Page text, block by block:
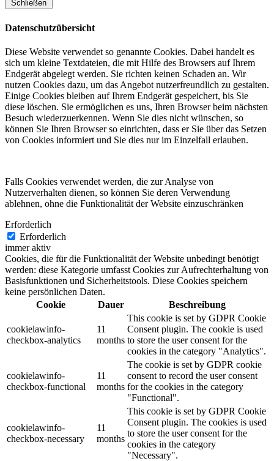
Schließen
Datenschutzübersicht
Diese Website verwendet so genannte Cookies. Dabei handelt es
sich um kleine Textdateien, die mit Hilfe des Browsers auf Ihrem
Endgerät abgelegt werden. Sie richten keinen Schaden an. Wir
nutzen Cookies dazu, um das Angebot nutzerfreundlich zu gestalten.
Einige Cookies bleiben auf Ihrem Endgerät gespeichert, bis Sie
diese löschen. Sie ermöglichen es uns, Ihren Browser beim nächsten
Besuch wiederzuerkennen. Wenn Sie dies nicht wünschen, so
können Sie Ihren Browser so einrichten, dass er Sie über das Setzen
von Cookies informiert und Sie dies nur im Einzelfall erlauben.
Falls Cookies verwendet werden, die zur Analyse von
Nutzerverhalten dienen, so können Sie deren Verwendung
ablehnen, ohne die Funktionalität der Website einzuschränken
Erforderlich
Erforderlich
immer aktiv
Cookies, die für die Funktionalität der Website unbedingt benötigt
werden: diese Kategorie umfasst Cookies zur Aufrechterhaltung von
Basisfunktionen und Sicherheitstools. Diese Cookies speichern
keine persönlichen Daten.
Cookie
Dauer Beschreibung
cookielawinfo-
checkbox-analytics
11
months
This cookie is set by GDPR Cookie
Consent plugin. The cookie is used
to store the user consent for the
cookies in the category "Analytics".
cookielawinfo-
checkbox-functional
11
months
The cookie is set by GDPR cookie
consent to record the user consent
for the cookies in the category
"Functional".
cookielawinfo-
checkbox-necessary
11
months
This cookie is set by GDPR Cookie
Consent plugin. The cookies is used
to store the user consent for the
cookies in the category
"Necessary".